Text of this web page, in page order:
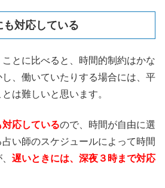
対応している
とに比べると、時間的制約はかな
、働いていたりする場合には、平
は難しいと思います。
応しているので、時間が自由に選
い師のスケジュールによって時間
遅いときには、深夜３時まで対応